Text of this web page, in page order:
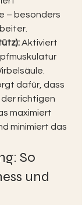
– besonders
Aktiviert
dafür, dass
richtigen
maximiert
minimiert das
So
und